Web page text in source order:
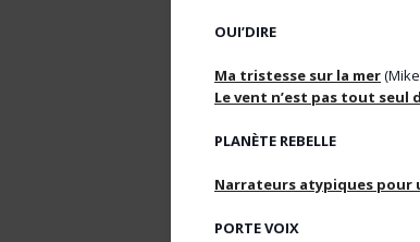
OUI’DIRE
Ma tristesse sur la mer
Le vent n’est pas tout seul
PLANÈTE REBELLE
Narrateurs atypiques pour
PORTE VOIX